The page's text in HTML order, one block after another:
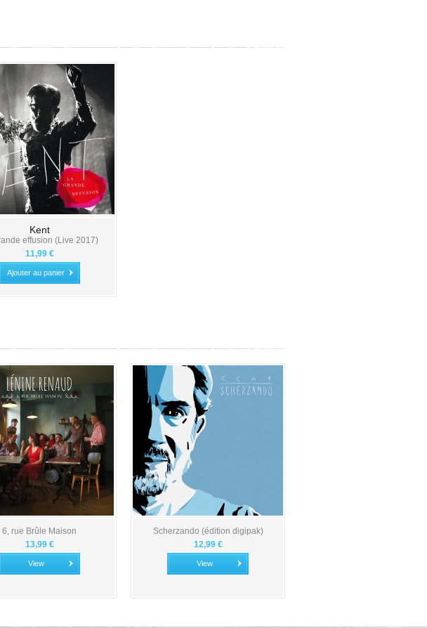
Kent
effusion (Live 2017)
11,99 €
Ajouter au panier
6, rue Brûle Maison
13,99 €
View
Scherzando (édition digipak)
12,99 €
View